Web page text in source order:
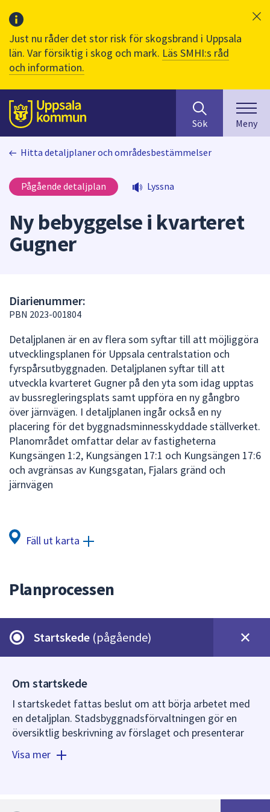
Just nu råder det stor risk för skogsbrand i Uppsala
län. Var försiktig i skog och mark. Läs SMHI:s råd
och information.
Till sidans
huvudinnehåll
efter
innehåll
på
webbplatsen.
i
Använd
piltangenterna
för
att
navigera
mellan
sökförslagen
och
enter
för
Sök Meny
Hitta detaljplaner och områdesbestämmelser
Pågående detaljplan Lyssna
Ny bebyggelse i kvarteret
Gugner
Diarienummer:
PBN 2023-001804
Detaljplanen är en av flera som syftar till att möjliggöra
utvecklingsplanen för Uppsala centralstation och
fyrspårsutbyggnaden. Detaljplanen syftar till att
utveckla kvarteret Gugner på den yta som idag upptas
av bussregleringsplats samt uppföra en ny gångbro
över järnvägen. I detaljplanen ingår också en ny
placering för det byggnadsminnesskyddade ställverket.
Planområdet omfattar delar av fastigheterna
Kungsängen 1:2, Kungsängen 17:1 och Kungsängen 17:6
och avgränsas av Kungsgatan, Fjalars gränd och
järnvägen
Fäll ut karta
Planprocessen
Startskede (pågående)
Om startskede
I startskedet fattas beslut om att börja arbetet med
en detaljplan. Stadsbyggnadsförvaltningen gör en
översiktlig beskrivning av förslaget och presenterar
det för plan- och byggnadsnämnden (PBN). Plan- och
byggnadsnämnden fattar beslut om att påbörja
I samband med ett positivt planbesked fattar plan-
Visa mer